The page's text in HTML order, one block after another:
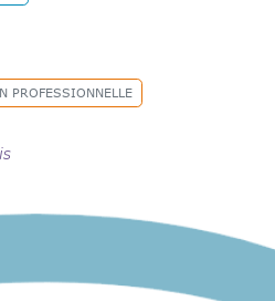
PROFESSIONNELLE